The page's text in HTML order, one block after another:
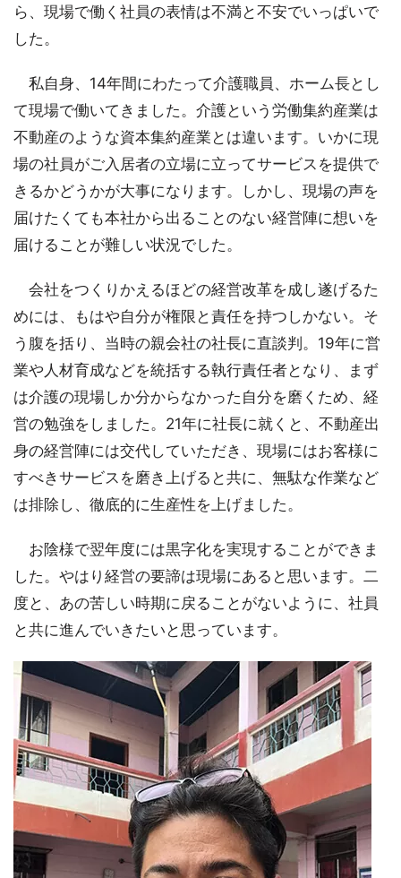
ら、現場で働く社員の表情は不満と不安でいっぱいで
した。
私自身、14年間にわたって介護職員、ホーム長とし
て現場で働いてきました。介護という労働集約産業は
不動産のような資本集約産業とは違います。いかに現
場の社員がご入居者の立場に立ってサービスを提供で
きるかどうかが大事になります。しかし、現場の声を
届けたくても本社から出ることのない経営陣に想いを
届けることが難しい状況でした。
会社をつくりかえるほどの経営改革を成し遂げるた
めには、もはや自分が権限と責任を持つしかない。そ
う腹を括り、当時の親会社の社長に直談判。19年に営
業や人材育成などを統括する執行責任者となり、まず
は介護の現場しか分からなかった自分を磨くため、経
営の勉強をしました。21年に社長に就くと、不動産出
身の経営陣には交代していただき、現場にはお客様に
すべきサービスを磨き上げると共に、無駄な作業など
は排除し、徹底的に生産性を上げました。
お陰様で翌年度には黒字化を実現することができま
した。やはり経営の要諦は現場にあると思います。二
度と、あの苦しい時期に戻ることがないように、社員
と共に進んでいきたいと思っています。